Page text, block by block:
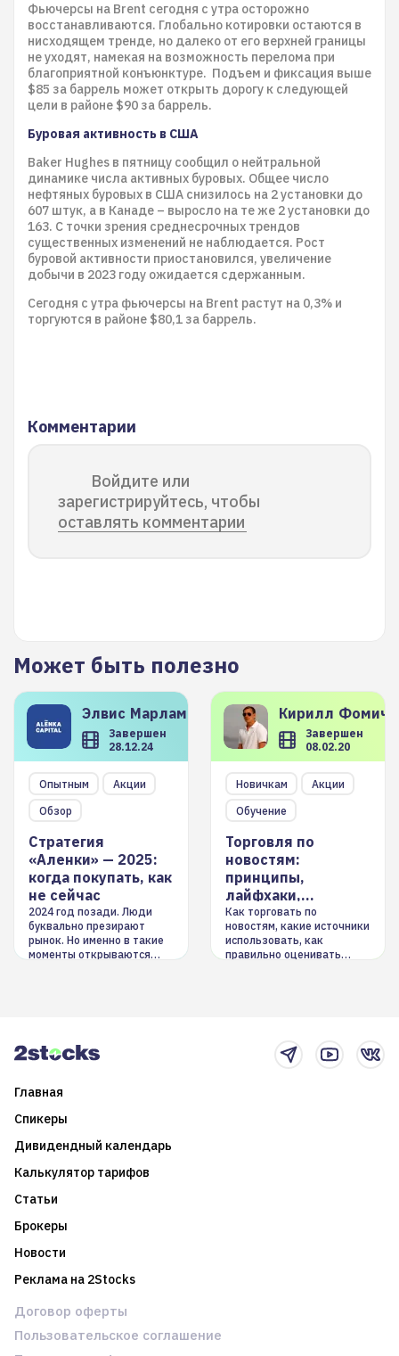
Фьючерсы на Brent сегодня с утра осторожно
восстанавливаются. Глобально котировки остаются в
нисходящем тренде, но далеко от его верхней границы
не уходят, намекая на возможность перелома при
благоприятной конъюнктуре. Подъем и фиксация выше
$85 за баррель может открыть дорогу к следующей
цели в районе $90 за баррель.
Буровая активность в США
Baker Hughes в пятницу сообщил о нейтральной
динамике числа активных буровых. Общее число
нефтяных буровых в США снизилось на 2 установки до
607 штук, а в Канаде – выросло на те же 2 установки до
163. С точки зрения среднесрочных трендов
существенных изменений не наблюдается. Рост
буровой активности приостановился, увеличение
добычи в 2023 году ожидается сдержанным.
Сегодня с утра фьючерсы на Brent растут на 0,3% и
торгуются в районе $80,1 за баррель.
Комментарии
Войдите или
зарегистрируйтесь, чтобы
оставлять комментарии
Может быть полезно
Элвис Марламов
Завершен
28.12.24
Опытным
Акции
Обзор
Стратегия
«Аленки» — 2025:
когда покупать, как
не сейчас
2024 год позади. Люди
буквально презирают
рынок. Но именно в такие
моменты открываются
Кирилл
Завершен
08.02.20
Новичкам
Акции
Обучение
Торговля по
новостям:
принципы,
лайфхаки,
инструменты
Как торговать по
новостям, какие источники
использовать, как
правильно оценивать
Главная
Спикеры
Дивидендный календарь
Калькулятор тарифов
Статьи
Брокеры
Новости
Реклама на 2Stocks
Договор оферты
Пользовательское соглашение